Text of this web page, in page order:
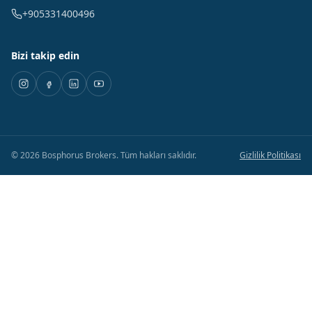
+905331400496
Bizi takip edin
©2026 Bosphorus Brokers.Tüm hakları saklıdır. Gizlilik Politikası